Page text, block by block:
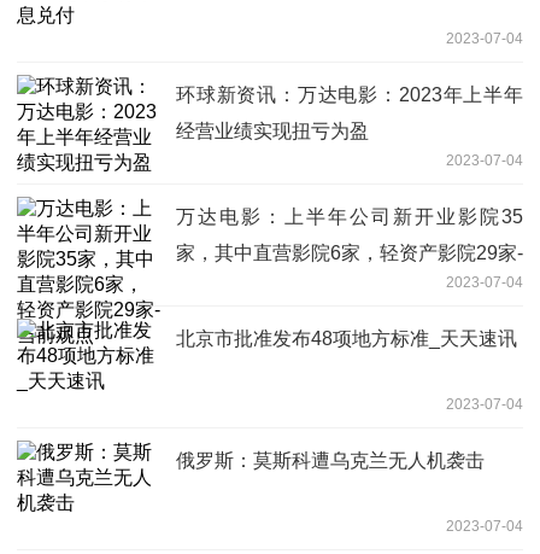
2023-07-04
环球新资讯：万达电影：2023年上半年
经营业绩实现扭亏为盈
2023-07-04
万达电影：上半年公司新开业影院35
家，其中直营影院6家，轻资产影院29家-
2023-07-04
北京市批准发布48项地方标准_天天速讯
2023-07-04
俄罗斯：莫斯科遭乌克兰无人机袭击
2023-07-04